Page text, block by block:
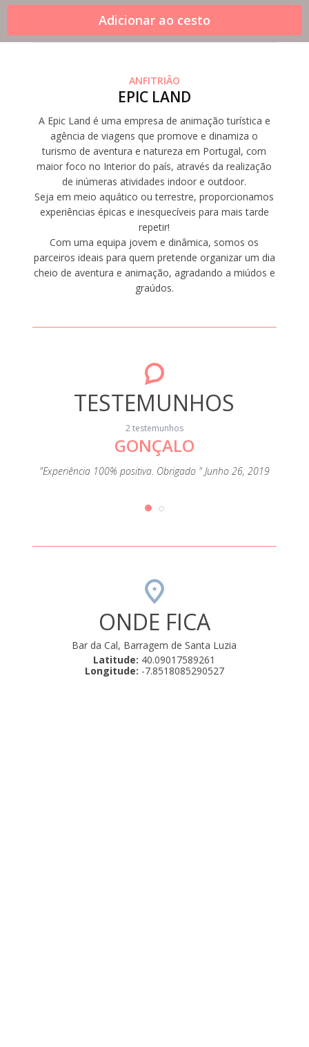
ANFITRIÃO
EPIC LAND
A Epic Land é uma empresa de animação turística e
agência de viagens que promove e dinamiza o
turismo de aventura e natureza em Portugal, com
maior foco no Interior do país, através da realização
de inúmeras atividades indoor e outdoor.
Seja em meio aquático ou terrestre, proporcionamos
experiências épicas e inesquecíveis para mais tarde
repetir!
Com uma equipa jovem e dinâmica, somos os
parceiros ideais para quem pretende organizar um dia
cheio de aventura e animação, agradando a miúdos e
graúdos.
TESTEMUNHOS
2 testemunhos
GONÇALO
"Experiência 100% positiva. Obrigado " Junho 26, 2019
ONDE FICA
Bar da Cal, Barragem de Santa Luzia
Latitude: 40.09017589261
Longitude: -7.8518085290527